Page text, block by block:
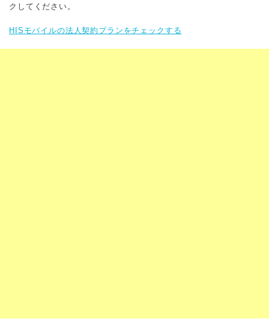
クしてください。
HISモバイルの法人契約プランをチェックする